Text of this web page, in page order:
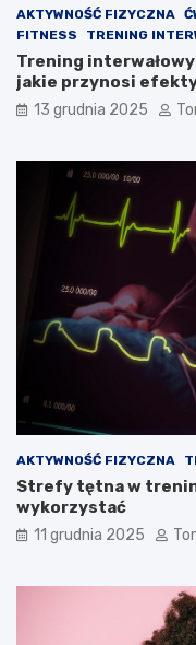
n
i
o
w
ą
AKTYWNOŚĆ FIZYCZNA
FITNESS
TRENING
Trening
jakie przynosi
13 grudnia 2025
AKTYWNOŚĆ FIZYCZNA
Strefy tętna w
wykorzystać
11 grudnia 2025